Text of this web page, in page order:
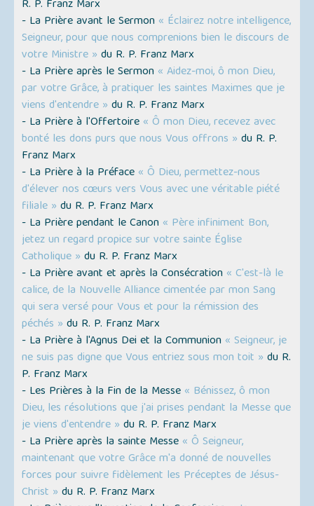
R. P. Franz Marx
- La Prière avant le Sermon « Éclairez notre intelligence,
Seigneur, pour que nous comprenions bien le discours de
votre Ministre » du R. P. Franz Marx
- La Prière après le Sermon « Aidez-moi, ô mon Dieu,
par votre Grâce, à pratiquer les saintes Maximes que je
viens d'entendre » du R. P. Franz Marx
- La Prière à l'Offertoire « Ô mon Dieu, recevez avec
bonté les dons purs que nous Vous offrons » du R. P.
Franz Marx
- La Prière à la Préface « Ô Dieu, permettez-nous
d'élever nos cœurs vers Vous avec une véritable piété
filiale » du R. P. Franz Marx
- La Prière pendant le Canon « Père infiniment Bon,
jetez un regard propice sur votre sainte Église
Catholique » du R. P. Franz Marx
- La Prière avant et après la Consécration « C'est-là le
calice, de la Nouvelle Alliance cimentée par mon Sang
qui sera versé pour Vous et pour la rémission des
péchés » du R. P. Franz Marx
- La Prière à l'Agnus Dei et la Communion « Seigneur, je
ne suis pas digne que Vous entriez sous mon toit » du R.
P. Franz Marx
- Les Prières à la Fin de la Messe « Bénissez, ô mon
Dieu, les résolutions que j'ai prises pendant la Messe que
je viens d'entendre » du R. P. Franz Marx
- La Prière après la sainte Messe « Ô Seigneur,
maintenant que votre Grâce m'a donné de nouvelles
forces pour suivre fidèlement les Préceptes de Jésus-
Christ » du R. P. Franz Marx